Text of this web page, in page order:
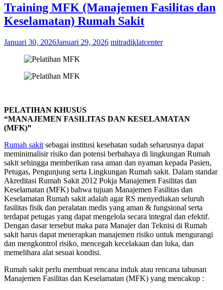
Training MFK (Manajemen Fasilitas dan
Keselamatan) Rumah Sakit
Januari 30, 2026Januari 29, 2026 mitradiklatcenter
PELATIHAN KHUSUS
“MANAJEMEN FASILITAS DAN KESELAMATAN
(MFK)”
Rumah sakit sebagai institusi kesehatan sudah seharusnya dapat
meminimalisir risiko dan potensi berbahaya di lingkungan Rumah
sakit sehingga memberikan rasa aman dan nyaman kepada Pasien,
Petugas, Pengunjung serta Lingkungan Rumah sakit. Dalam standar
Akreditasi Rumah Sakit 2012 Pokja Manajemen Fasilitas dan
Keselamatan (MFK) bahwa tujuan Manajemen Fasilitas dan
Keselamatan Rumah sakit adalah agar RS menyediakan seluruh
fasilitas fisik dan peralatan medis yang aman & fungsional serta
terdapat petugas yang dapat mengelola secara integral dan efektif.
Dengan dasar tersebut maka para Manajer dan Teknisi di Rumah
sakit harus dapat menerapkan manajemen risiko untuk mengurangi
dan mengkontrol risiko, mencegah kecelakaan dan luka, dan
memelihara alat sesuai kondisi.
Rumah sakit perlu membuat rencana induk atau rencana tahunan
Manajemen Fasilitas dan Keselamatan (MFK) yang mencakup :